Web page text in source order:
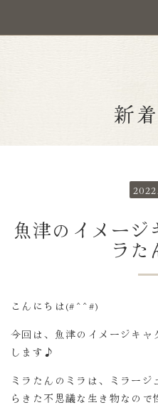
新
魚津のイメージ
ラ
こんにちは(#^^#)
今回は、魚津のイメージキ
します♪
ミラたんのミラは、ミラー
らきた不思議な生き物なので